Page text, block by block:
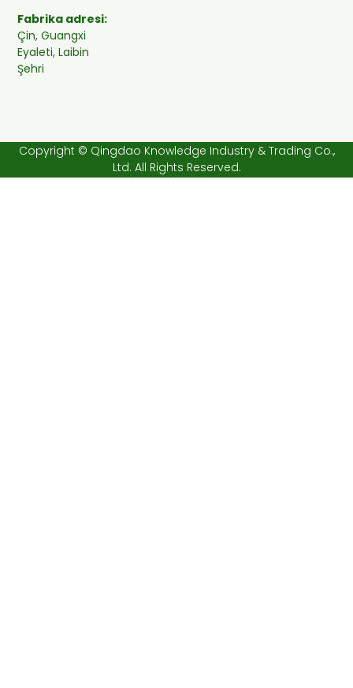
Fabrika adresi:
Çin, Guangxi
Eyaleti, Laibin
Şehri
Copyright © Qingdao Knowledge Industry & Trading Co.,
Ltd. All Rights Reserved.